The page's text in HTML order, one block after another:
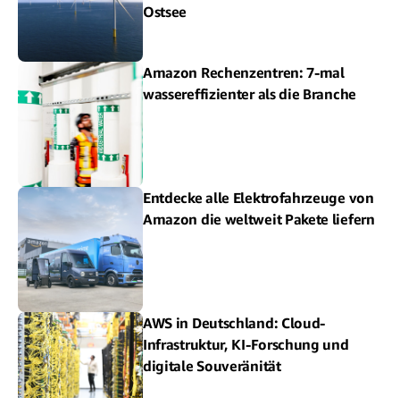
Ostsee
Amazon Rechenzentren: 7-mal
wassereffizienter als die Branche
Entdecke alle Elektrofahrzeuge von
Amazon die weltweit Pakete liefern
AWS in Deutschland: Cloud-
Infrastruktur, KI-Forschung und
digitale Souveränität